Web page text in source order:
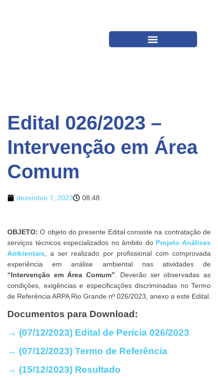
Edital 026/2023 –
Intervenção em Área
Comum
dezembro 7, 2023 08:48
OBJETO: O objeto do presente Edital consiste na contratação de
serviços técnicos especializados no âmbito do Projeto Análises
Ambientais , a ser realizado por profissional com comprovada
experiência em análise ambiental nas atividades de
“Intervenção em Área Comum” . Deverão ser observadas as
condições, exigências e especificações discriminadas no Termo
de Referência ARPA Rio Grande nº 026/2023, anexo a este Edital.
Documentos para Download:
→ (07/12/2023) Edital de Perícia 026/2023
→ (07/12/2023) Termo de Referência
→ (15/12/2023) Resultado